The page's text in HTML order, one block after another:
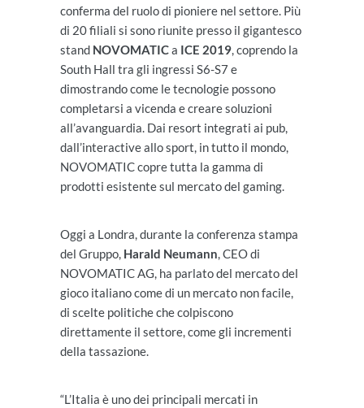
conferma del ruolo di pioniere nel settore. Più
di 20 filiali si sono riunite presso il gigantesco
stand NOVOMATICa ICE 2019, coprendo la
South Hall tra gli ingressi S6-S7 e
dimostrando come le tecnologie possono
completarsi a vicenda e creare soluzioni
all’avanguardia. Dai resort integrati ai pub,
dall’interactive allo sport, in tutto il mondo,
NOVOMATIC copre tutta la gamma di
prodotti esistente sul mercato del gaming.
Oggi a Londra, durante la conferenza stampa
del Gruppo, Harald Neumann, CEO di
NOVOMATIC AG, ha parlato del mercato del
gioco italiano come di un mercato non facile,
di scelte politiche che colpiscono
direttamente il settore, come gli incrementi
della tassazione.
“L’Italia è uno dei principali mercati in